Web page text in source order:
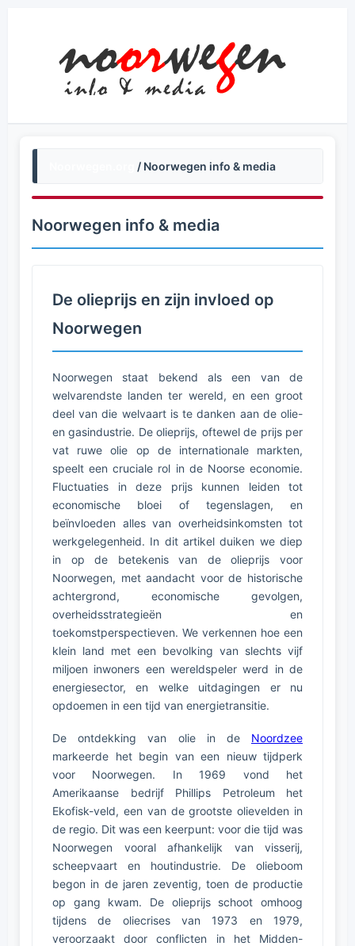
/ Noorwegen info & media
Noorwegen info & media
De olieprijs en zijn invloed op
Noorwegen
Noorwegen staat bekend als een van de
welvarendste landen ter wereld, en een groot
deel van die welvaart is te danken aan de olie-
en gasindustrie. De olieprijs, oftewel de prijs per
vat ruwe olie op de internationale markten,
speelt een cruciale rol in de Noorse economie.
Fluctuaties in deze prijs kunnen leiden tot
economische bloei of tegenslagen, en
beïnvloeden alles van overheidsinkomsten tot
werkgelegenheid. In dit artikel duiken we diep
in op de betekenis van de olieprijs voor
Noorwegen, met aandacht voor de historische
achtergrond, economische gevolgen,
overheidsstrategieën en
toekomstperspectieven. We verkennen hoe een
klein land met een bevolking van slechts vijf
miljoen inwoners een wereldspeler werd in de
energiesector, en welke uitdagingen er nu
opdoemen in een tijd van energietransitie.
De ontdekking van olie in de Noordzee
markeerde het begin van een nieuw tijdperk
voor Noorwegen. In 1969 vond het
Amerikaanse bedrijf Phillips Petroleum het
Ekofisk-veld, een van de grootste olievelden in
de regio. Dit was een keerpunt: voor die tijd was
Noorwegen vooral afhankelijk van visserij,
scheepvaart en houtindustrie. De olieboom
begon in de jaren zeventig, toen de productie
op gang kwam. De olieprijs schoot omhoog
tijdens de oliecrises van 1973 en 1979,
veroorzaakt door conflicten in het Midden-